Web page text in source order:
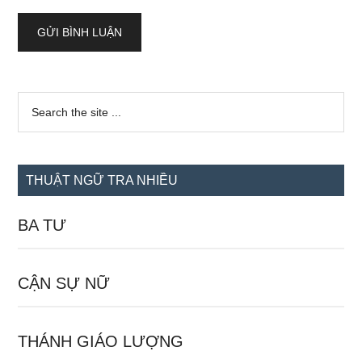
Sidebar
chính
...
THUẬT NGỮ TRA NHIỀU
BA TƯ
CẬN SỰ NỮ
THÁNH GIÁO LƯỢNG